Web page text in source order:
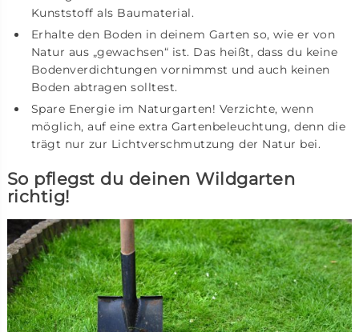
Kunststoff als Baumaterial.
Erhalte den Boden in deinem Garten so, wie er von
Natur aus „gewachsen“ ist. Das heißt, dass du keine
Bodenverdichtungen vornimmst und auch keinen
Boden abtragen solltest.
Spare Energie im Naturgarten! Verzichte, wenn
möglich, auf eine extra Gartenbeleuchtung, denn die
trägt nur zur Lichtverschmutzung der Natur bei.
So pflegst du deinen Wildgarten
richtig!